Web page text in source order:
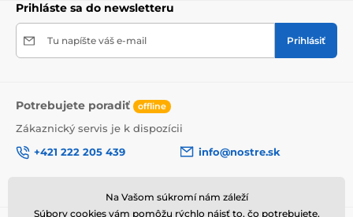
Rozmery (v cm): 147x270(3 pásy),196x270(4 pásy),
245x270(5 pásov) , 294x270
Prihláste sa do newsletteru
Tu napíšte váš e-mail Prihlásiť
Potrebujete poradiť offline
Zákaznický servis je k dispozícii
+421 222 205 439
info@nostre.sk
Na Vašom súkromí nám záleží
Súbory cookies vám pomôžu rýchlo nájsť to, čo potrebujete,